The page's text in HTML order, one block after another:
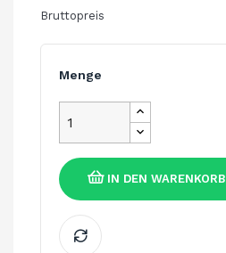
Bruttopreis
Menge
IN DEN WARENKORB